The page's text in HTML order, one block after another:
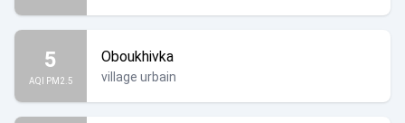
5
AQI PM2.5
Oboukhivka
village urbain